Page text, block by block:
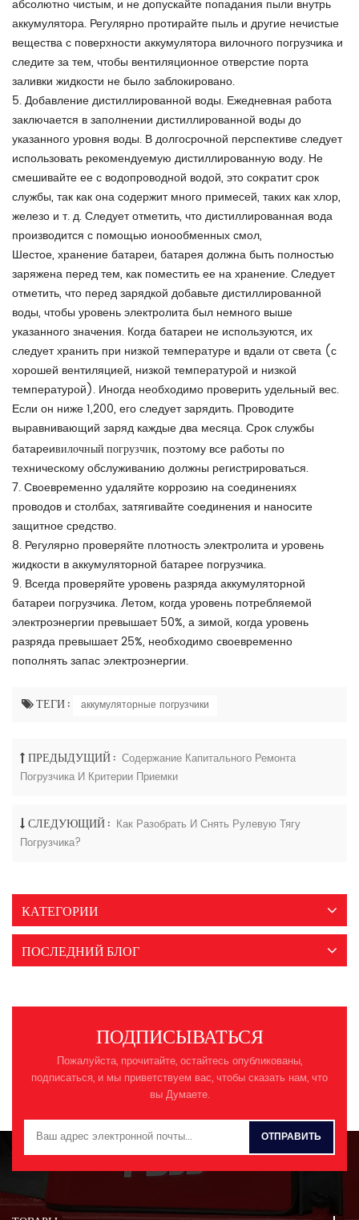
абсолютно чистым, и не допускайте попадания пыли внутрь
аккумулятора. Регулярно протирайте пыль и другие нечистые
вещества с поверхности аккумулятора вилочного погрузчика и
следите за тем, чтобы вентиляционное отверстие порта
заливки жидкости не было заблокировано.
5. Добавление дистиллированной воды. Ежедневная работа
заключается в заполнении дистиллированной воды до
указанного уровня воды. В долгосрочной перспективе следует
использовать рекомендуемую дистиллированную воду. Не
смешивайте ее с водопроводной водой, это сократит срок
службы, так как она содержит много примесей, таких как хлор,
железо и т. д. Следует отметить, что дистиллированная вода
производится с помощью ионообменных смол,
Шестое, хранение батареи, батарея должна быть полностью
заряжена перед тем, как поместить ее на хранение. Следует
отметить, что перед зарядкой добавьте дистиллированной
воды, чтобы уровень электролита был немного выше
указанного значения. Когда батареи не используются, их
следует хранить при низкой температуре и вдали от света (с
хорошей вентиляцией, низкой температурой и низкой
температурой). Иногда необходимо проверить удельный вес.
Если он ниже 1,200, его следует зарядить. Проводите
выравнивающий заряд каждые два месяца. Срок службы
батареивилочный погрузчик, поэтому все работы по
техническому обслуживанию должны регистрироваться.
7. Своевременно удаляйте коррозию на соединениях
проводов и столбах, затягивайте соединения и наносите
защитное средство.
8. Регулярно проверяйте плотность электролита и уровень
жидкости в аккумуляторной батарее погрузчика.
9. Всегда проверяйте уровень разряда аккумуляторной
батареи погрузчика. Летом, когда уровень потребляемой
электроэнергии превышает 50%, а зимой, когда уровень
разряда превышает 25%, необходимо своевременно
пополнять запас электроэнергии.
ТЕГИ : аккумуляторные погрузчики
ПРЕДЫДУЩИЙ : Содержание Капитального Ремонта
Погрузчика И Критерии Приемки
СЛЕДУЮЩИЙ : Как Разобрать И Снять Рулевую Тягу
Погрузчика?
КАТЕГОРИИ
ПОСЛЕДНИЙ БЛОГ
ПОДПИСЫВАТЬСЯ
Пожалуйста, прочитайте, остайтесь опубликованы,
подписаться, и мы приветствуем вас, чтобы сказать нам, что
вы Думаете.